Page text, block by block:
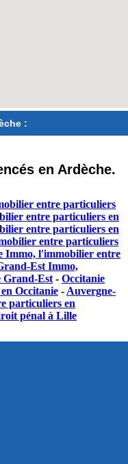
:
en Ardèche.
entre particuliers
entre particuliers en
entre particuliers en
entre particuliers
Immo, l'immobilier entre
Est Immo,
Grand-Est - Occitanie
Occitanie - Auvergne-
particuliers en
pénal à Lille